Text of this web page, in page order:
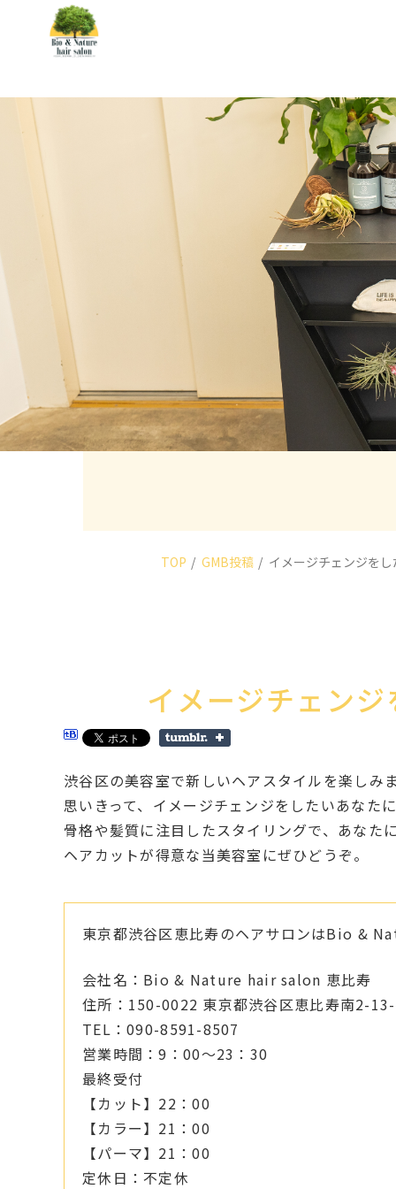
TOP GMB投稿 イメージチェンジを
イメージチェン
渋谷区の美容室で新しいヘアスタイルを楽しみ
思いきって、イメージチェンジをしたいあなた
骨格や髪質に注目したスタイリングで、あなた
ヘアカットが得意な当美容室にぜひどうぞ。
東京都渋谷区恵比寿のヘアサロンはBio &
会社名：Bio & Nature hair salon 恵比寿
住所：150-0022 東京都渋谷区恵比寿南2-
TEL：090-8591-8507
営業時間：9：00～23：30
最終受付
【カット】22：00
【カラー】21：00
【パーマ】21：00
定休日：不定休